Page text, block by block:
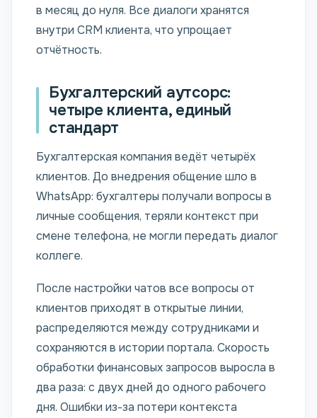
в месяц до нуля. Все диалоги хранятся
внутри CRM клиента, что упрощает
отчётность.
Бухгалтерский аутсорс:
четыре клиента, единый
стандарт
Бухгалтерская компания ведёт четырёх
клиентов. До внедрения общение шло в
WhatsApp: бухгалтеры получали вопросы в
личные сообщения, теряли контекст при
смене телефона, не могли передать диалог
коллеге.
После настройки чатов все вопросы от
клиентов приходят в открытые линии,
распределяются между сотрудниками и
сохраняются в истории портала. Скорость
обработки финансовых запросов выросла в
два раза: с двух дней до одного рабочего
дня. Ошибки из-за потери контекста